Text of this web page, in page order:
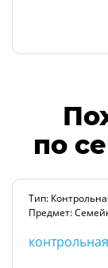
по
Тип:
Предмет: